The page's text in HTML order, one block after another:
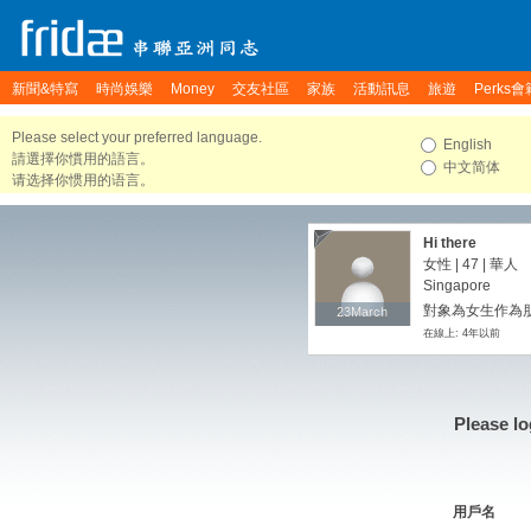
新聞&特寫 時尚娛樂 Money 交友社區 家族 活動訊息 旅遊 Perks會
Please select your preferred language.
請選擇你慣用的語言。
请选择你惯用的语言。
English
中文简体
23March
23March
Hi there
女性 | 47 | 華人
Singapore
對象為女生作為
在線上: 4年以前
Please
用戶名